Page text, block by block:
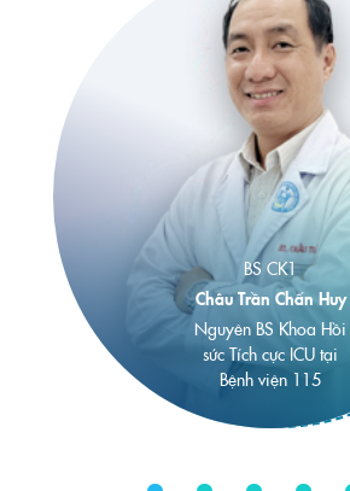
BS CK1
Châu Trần Chấn Huy
Nguyên BS Khoa Hồi
sức Tích cực ICU tại
Bệnh viện 115